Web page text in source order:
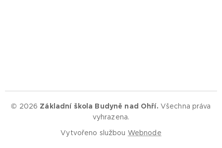
© 2026 Základní škola Budyně nad Ohří. Všechna práva
vyhrazena.
Vytvořeno službou Webnode